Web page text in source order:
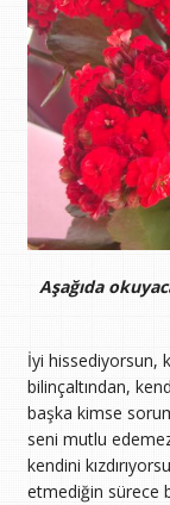
Aşağıda
İyi hissediyorsun,
bilinçaltından,
başka kimse
seni mutlu
kendini
etmediğin sürece